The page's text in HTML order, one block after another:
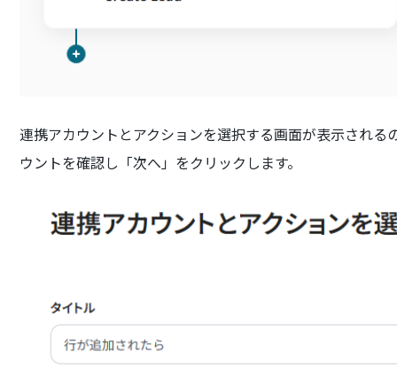
連携アカウントとアクションを選択する画面が表示され
ウントを確認し「次へ」をクリックします。